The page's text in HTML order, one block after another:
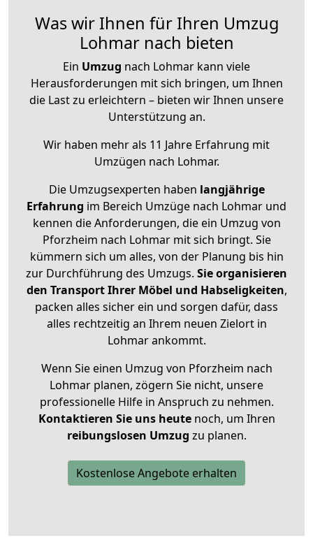
Was wir Ihnen für Ihren Umzug
Lohmar nach bieten
Ein Umzug nach Lohmar kann viele
Herausforderungen mit sich bringen, um Ihnen
die Last zu erleichtern – bieten wir Ihnen unsere
Unterstützung an.
Wir haben mehr als 11 Jahre Erfahrung mit
Umzügen nach Lohmar.
Die Umzugsexperten haben langjährige
Erfahrung im Bereich Umzüge nach Lohmar und
kennen die Anforderungen, die ein Umzug von
Pforzheim nach Lohmar mit sich bringt. Sie
kümmern sich um alles, von der Planung bis hin
zur Durchführung des Umzugs. Sie organisieren
den Transport Ihrer Möbel und Habseligkeiten,
packen alles sicher ein und sorgen dafür, dass
alles rechtzeitig an Ihrem neuen Zielort in
Lohmar ankommt.
Wenn Sie einen Umzug von Pforzheim nach
Lohmar planen, zögern Sie nicht, unsere
professionelle Hilfe in Anspruch zu nehmen.
Kontaktieren Sie uns heutenoch, um Ihren
reibungslosen Umzug zu planen.
Kostenlose Angebote erhalten